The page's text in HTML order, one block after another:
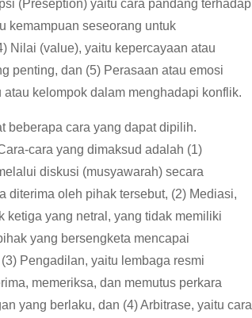
(Preseption) yaitu cara pandang terhadap
kemampuan seseorang untuk
Nilai (value), yaitu kepercayaan atau
penting, dan (5) Perasaan atau emosi
kelompok dalam menghadapi konflik.
beberapa cara yang dapat dipilih.
cara yang dimaksud adalah (1)
diskusi (musyawarah) secara
diterima oleh pihak tersebut, (2) Mediasi,
yang netral, yang tidak memiliki
yang bersengketa mencapai
Pengadilan, yaitu lembaga resmi
memeriksa, dan memutus perkara
yang berlaku, dan (4) Arbitrase, yaitu cara